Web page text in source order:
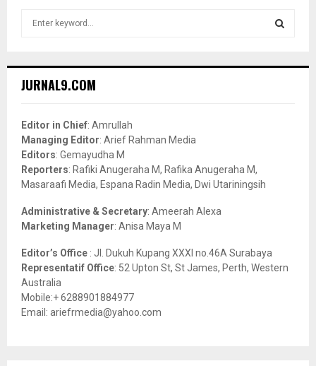
h
o
r
:
JURNAL9.COM
Editor in Chief: Amrullah
Managing Editor: Arief Rahman Media
Editors: Gemayudha M
Reporters: Rafiki Anugeraha M, Rafika Anugeraha M,
Masaraafi Media, Espana Radin Media, Dwi Utariningsih
Administrative & Secretary: Ameerah Alexa
Marketing Manager: Anisa Maya M
Editor’s Office : Jl. Dukuh Kupang XXXI no.46A Surabaya
Representatif Office: 52 Upton St, St James, Perth, Western
Australia
Mobile:+ 6288901884977
Email: ariefrmedia@yahoo.com